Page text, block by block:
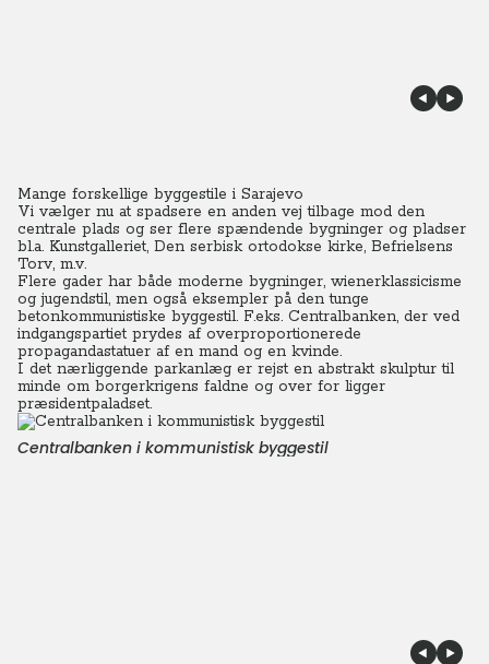
Mange forskellige byggestile i Sarajevo
Vi vælger nu at spadsere en anden vej tilbage mod den
centrale plads og ser flere spændende bygninger og pladser
bl.a. Kunstgalleriet, Den serbisk ortodokse kirke, Befrielsens
Torv, m.v.
Flere gader har både moderne bygninger, wienerklassicisme
og jugendstil, men også eksempler på den tunge
betonkommunistiske byggestil. F.eks. Centralbanken, der ved
indgangspartiet prydes af overproportionerede
propagandastatuer af en mand og en kvinde.
I det nærliggende parkanlæg er rejst en abstrakt skulptur til
minde om borgerkrigens faldne og over for ligger
præsidentpaladset.
Centralbanken i kommunistisk byggestil